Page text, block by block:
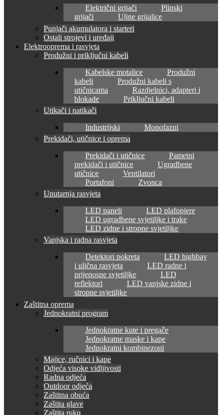
Električni grijači
Plinski
grijači
Uljne grijalice
Punjači akumulatora i starteri
Ostali strojevi i uređaji
Elektrooprema i rasvjeta
Produžni i priključni kabeli
Kabelske motalice
Produžni
kabeli
Produžni kabeli s
utičnicama
Razdjelnici, adapteri i
blokade
Priključni kabeli
Utikači i natikači
Industrijski
Monofazni
Prekidači, utičnice i oprema
Prekidači i utičnice
Pametni
prekidači i utičnice
Ugradbene
utičnice
Ventilatori
Portafoni
Zvonca
Unutarnja rasvjeta
LED paneli
LED plafonjere
LED ugradbene svjetiljke i trake
LED zidne i stropne svjetiljke
Vanjska i radna rasvjeta
Detektori pokreta
LED highbay
i ulična rasvjeta
LED radne i
prijenosne svjetiljke
LED
reflektori
LED vanjske zidne i
stropne svjetiljke
Zaštitna oprema
Jednokratni program
Jednokratne kute i pregače
Jednokratne maske i kape
Jednokratni kombinezoni
Majice, ručnici i kape
Odjeća visoke vidljivosti
Radna odjeća
Outdoor odjeća
Zaštitna obuća
Zaštita glave
Zaštita ruku